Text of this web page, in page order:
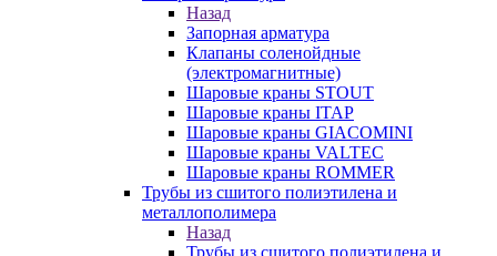
Назад
Запорная арматура
Клапаны соленойдные
(электромагнитные)
Шаровые краны STOUT
Шаровые краны ITAP
Шаровые краны GIACOMINI
Шаровые краны VALTEC
Шаровые краны ROMMER
Трубы из сшитого полиэтилена и
металлополимера
Назад
Трубы из сшитого полиэтилена и